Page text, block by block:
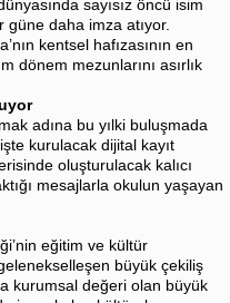
sayısız öncü isim
daha imza atıyor.
kentsel hafızasının en
dönem mezunlarını asırlık
adına bu yılki buluşmada
kurulacak dijital kayıt
oluşturulacak kalıcı
mesajlarla okulun yaşayan
eğitim ve kültür
büyük çekiliş
kurumsal değeri olan büyük